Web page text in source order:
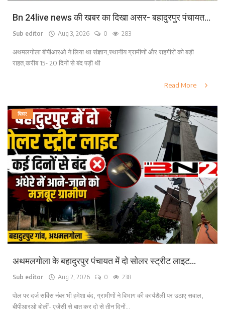
Bn 24live news की खबर का दिखा असर- बहादुरपुर पंचायत...
Sub editor Aug 3, 2026 0 283
अथमलगोला बीपीआरओ ने लिया था संज्ञान,स्थानीय ग्रामीणों और राहगीरों को बड़ी
राहत,करीब 15- 20 दिनों से बंद पड़ी थी
Read More
बिहार
अथमलगोला के बहादुरपुर पंचायत में दो सोलर स्ट्रीट लाइट...
Sub editor Aug 2, 2026 0 238
पोल पर दर्ज सर्विस नंबर भी हमेशा बंद, ग्रामीणों ने विभाग की कार्यशैली पर उठाए सवाल,
बीपीआरओ बोलीं- एजेंसी से बात कर दो से तीन दिनों...